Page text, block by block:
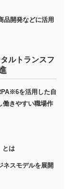
品開発などに活用
ルトランスフ
を活用した自
働きやすい職場作
とは
ネスモデルを展開